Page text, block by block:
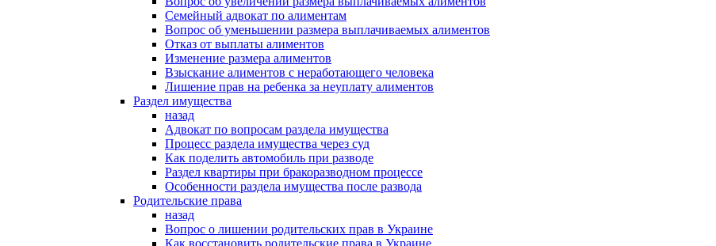
Семейный адвокат по алиментам
Вопрос об уменьшении размера выплачиваемых алиментов
Отказ от выплаты алиментов
Изменение размера алиментов
Взыскание алиментов с неработающего человека
Лишение прав на ребенка за неуплату алиментов
Раздел имущества
назад
Адвокат по вопросам раздела имущества
Процесс раздела имущества через суд
Как поделить автомобиль при разводе
Раздел квартиры при бракоразводном процессе
Особенности раздела имущества после развода
Родительские права
назад
Вопрос о лишении родительских прав в Украине
Как восстановить родительские права в Украине